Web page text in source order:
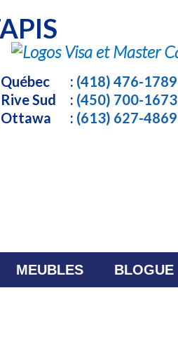
: (418) 476-1789
Sud : (450) 700-1673
Ottawa : (613) 627-4869
MEUBLES BLOGUE